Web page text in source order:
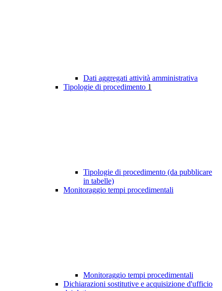
Dati aggregati attività amministrativa
Tipologie di procedimento 1
Tipologie di procedimento (da pubblicare
in tabelle)
Monitoraggio tempi procedimentali
Monitoraggio tempi procedimentali
Dichiarazioni sostitutive e acquisizione d'ufficio